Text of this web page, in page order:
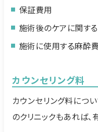
保証費用
施術後のケアに関す
施術に使用する麻酔
カウンセリング料
カウンセリング料につ
のクリニックもあれば、